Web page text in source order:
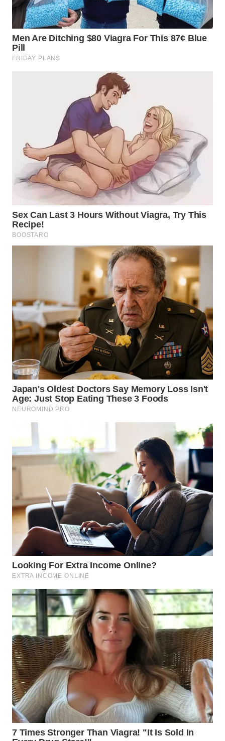
WN
KEPULAUAN
WN
CIREBON
WN
WN
KUNINGAN
WN
SUBANG
WN
SUKABUMI
WN
WN
PRIANGAN
WN
SEMARANG
SOLO
WN
BOROBUDUR
WN
MADURA
WN
SURABAYA
WN
NATUNA
WN
BINTAN
WN
MANDALIKA